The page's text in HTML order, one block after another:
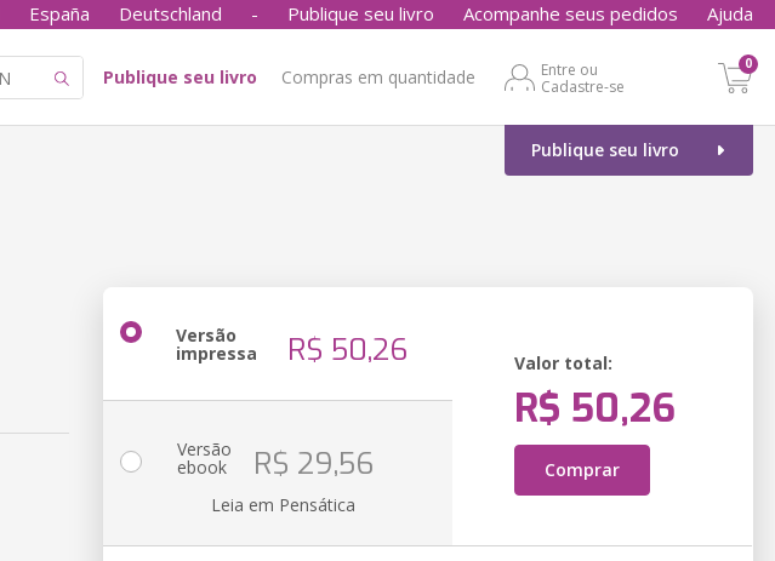
España Deutschland - Publique seu livro Acompanhe seus pedidos Ajuda
Publique seu livro Compras em quantidade
Entre ou
Cadastre-se
0
Publique seu livro
Versão
impressa R$ 50,26 Valor total:
R$ 50,26
Comprar
Versão
ebook R$ 29,56
Leia em Pensática